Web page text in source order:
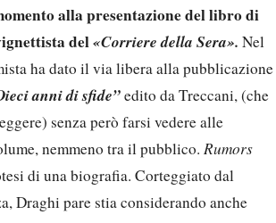
alla presentazione del libro di
del«Corriere della Sera». Nel
ha dato il via libera alla pubblicazione
anni di sfide”edito da Treccani, (che
senza però farsi vedere alle
nemmeno tra il pubblico. Rumors
di una biografia. Corteggiato dal
Draghi pare stia considerando anche